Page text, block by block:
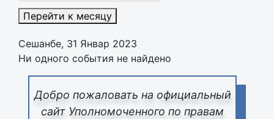
Добро пожаловать на официальный
сайт Уполномоченного по правам
Перейти к месяцу
Сешанбе, 31 Январ 2023
Ни одного события не найдено